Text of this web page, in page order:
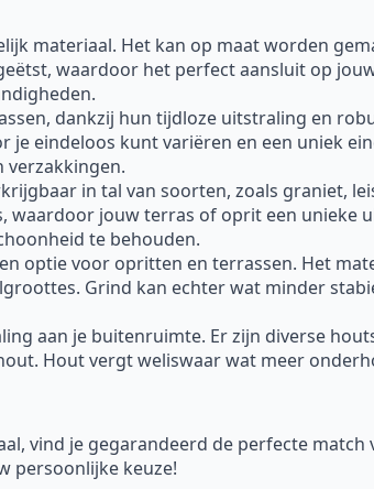
materiaal. Het kan op maat worden
waardoor het perfect aansluit op
dankzij hun tijdloze uitstraling en
eindeloos kunt variëren en een uniek
verzakkingen.
in tal van soorten, zoals graniet,
waardoor jouw terras of oprit een unieke
te behouden.
optie voor opritten en terrassen. Het
Grind kan echter wat minder
aan je buitenruimte. Er zijn diverse
Hout vergt weliswaar wat meer
vind je gegarandeerd de perfecte
persoonlijke keuze!